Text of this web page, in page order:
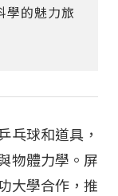
學的魅力旅
乓球和道具，
物體力學。屏
大學合作，推